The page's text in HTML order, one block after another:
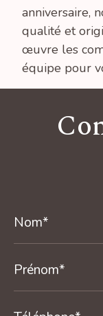
anniversaire,
qualité et
œuvre les
équipe pour